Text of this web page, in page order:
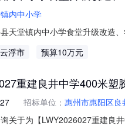
内中小学
天堂镇内中小学食堂升级改造
托寝室设备升级改善工程造价咨
浮市 预算10万元
重建良井中学400米
招标单位： 惠州市惠阳区良
关于为【LWY2026027重建良